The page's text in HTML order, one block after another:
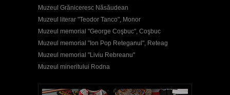
Muzeul Grăniceresc Năsăudean
Muzeul literar "Teodor Tanco", Monor
Muzeul memorial "George Coşbuc", Coşbuc
Muzeul memorial "Ion Pop Reteganul", Reteag
Muzeul memorial "Liviu Rebreanu"
Muzeul mineritului Rodna